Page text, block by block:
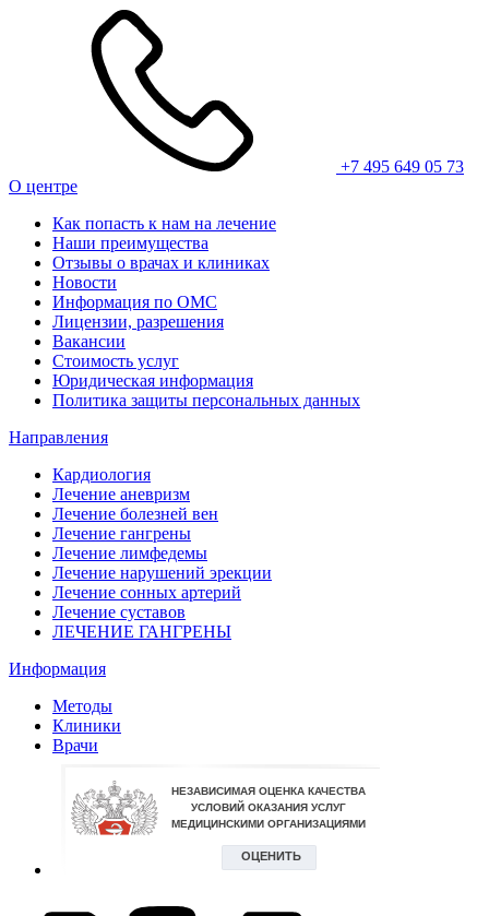
+7 495 649 05 73
О центре
Как попасть к нам на лечение
Наши преимущества
Отзывы о врачах и клиниках
Новости
Информация по ОМС
Лицензии, разрешения
Вакансии
Стоимость услуг
Юридическая информация
Политика защиты персональных данных
Направления
Кардиология
Лечение аневризм
Лечение болезней вен
Лечение гангрены
Лечение лимфедемы
Лечение нарушений эрекции
Лечение сонных артерий
Лечение суставов
ЛЕЧЕНИЕ ГАНГРЕНЫ
Информация
Методы
Клиники
Врачи